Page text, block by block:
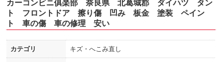
カーコンビニ俱楽部 奈良県 北葛城郡 ダイハツ タン
ト フロントドア 擦り傷 凹み 板金 塗装 ペイン
ト 車の傷 車の修理 安い
カテゴリ キズ・へこみ直し